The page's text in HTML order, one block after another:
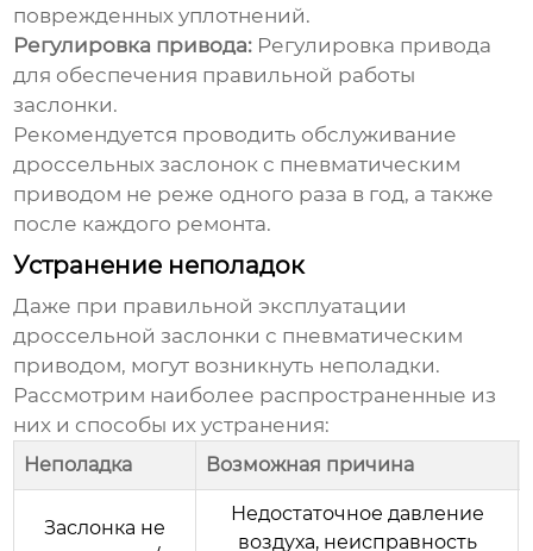
поврежденных уплотнений.
Регулировка привода: Регулировка привода
для обеспечения правильной работы
заслонки.
Рекомендуется проводить обслуживание
дроссельных заслонок с пневматическим
приводом не реже одного раза в год, а также
после каждого ремонта.
Устранение неполадок
Даже при правильной эксплуатации
дроссельной заслонки с пневматическим
приводом, могут возникнуть неполадки.
Рассмотрим наиболее распространенные из
них и способы их устранения:
Неполадка Возможная причина
Заслонка не
Недостаточное давление
воздуха, неисправность